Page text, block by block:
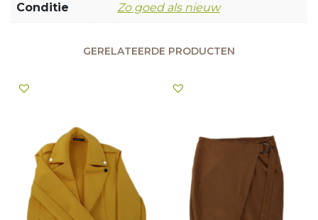
Conditie Zo goed als nieuw
GERELATEERDE PRODUCTEN